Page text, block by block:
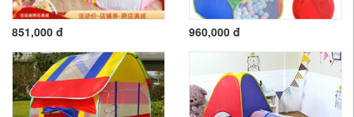
851,000 đ 960,000 đ